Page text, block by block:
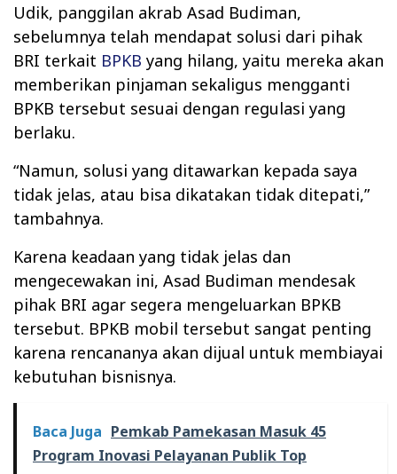
Udik, panggilan akrab Asad Budiman,
sebelumnya telah mendapat solusi dari pihak
BRI terkait BPKB yang hilang, yaitu mereka akan
memberikan pinjaman sekaligus mengganti
BPKB tersebut sesuai dengan regulasi yang
berlaku.
“Namun, solusi yang ditawarkan kepada saya
tidak jelas, atau bisa dikatakan tidak ditepati,”
tambahnya.
Karena keadaan yang tidak jelas dan
mengecewakan ini, Asad Budiman mendesak
pihak BRI agar segera mengeluarkan BPKB
tersebut. BPKB mobil tersebut sangat penting
karena rencananya akan dijual untuk membiayai
kebutuhan bisnisnya.
Baca Juga Pemkab Pamekasan Masuk 45
Program Inovasi Pelayanan Publik Top